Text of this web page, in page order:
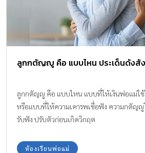
ลูกกตัญญู คือ แบบไหน ประเด็นดังสั
ลูกกตัญญู คือ แบบไหน แบบที่ให้เงินพ่อแม่ใช้
หรือแบบที่ให้ความเคารพเชื่อฟัง ความกตัญ
รับฟัง ปรับตัวก่อนเกิดวิกฤต
ห้องเรียนพ่อแม่